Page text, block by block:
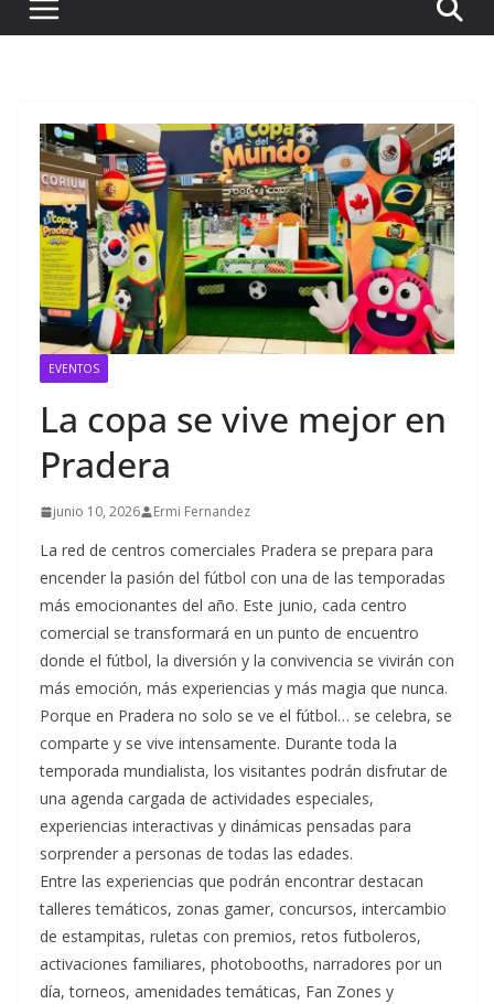
EVENTOS
La copa se vive mejor en
Pradera
junio 10, 2026 Ermi Fernandez
La red de centros comerciales Pradera se prepara para
encender la pasión del fútbol con una de las temporadas
más emocionantes del año. Este junio, cada centro
comercial se transformará en un punto de encuentro
donde el fútbol, la diversión y la convivencia se vivirán con
más emoción, más experiencias y más magia que nunca.
Porque en Pradera no solo se ve el fútbol… se celebra, se
comparte y se vive intensamente. Durante toda la
temporada mundialista, los visitantes podrán disfrutar de
una agenda cargada de actividades especiales,
experiencias interactivas y dinámicas pensadas para
sorprender a personas de todas las edades.
Entre las experiencias que podrán encontrar destacan
talleres temáticos, zonas gamer, concursos, intercambio
de estampitas, ruletas con premios, retos futboleros,
activaciones familiares, photobooths, narradores por un
día, torneos, amenidades temáticas, Fan Zones y